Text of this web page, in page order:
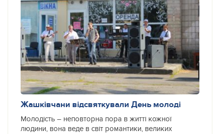
Жашківчани відсвяткували День молоді
Молодість – неповторна пора в житті кожної
людини, вона веде в світ романтики, великих